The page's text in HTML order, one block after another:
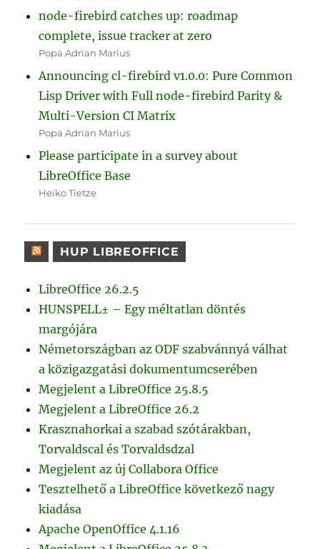
node-firebird catches up: roadmap
complete, issue tracker at zero
Popa Adrian Marius
Announcing cl-firebird v1.0.0: Pure Common
Lisp Driver with Full node-firebird Parity &
Multi-Version CI Matrix
Popa Adrian Marius
Please participate in a survey about
LibreOffice Base
Heiko Tietze
HUP LIBREOFFICE
LibreOffice 26.2.5
HUNSPELL± – Egy méltatlan döntés
margójára
Németországban az ODF szabvánnyá válhat
a közigazgatási dokumentumcserében
Megjelent a LibreOffice 25.8.5
Megjelent a LibreOffice 26.2
Krasznahorkai a szabad szótárakban,
Torvaldscal és Torvaldsdzal
Megjelent az új Collabora Office
Tesztelhető a LibreOffice következő nagy
kiadása
Apache OpenOffice 4.1.16